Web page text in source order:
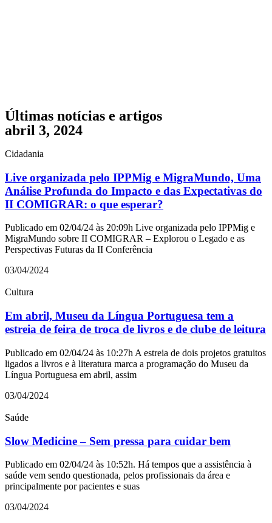
Últimas notícias e artigos
abril 3, 2024
Cidadania
Live organizada pelo IPPMig e MigraMundo, Uma
Análise Profunda do Impacto e das Expectativas do
II COMIGRAR: o que esperar?
Publicado em 02/04/24 às 20:09h Live organizada pelo IPPMig e
MigraMundo sobre II COMIGRAR – Explorou o Legado e as
Perspectivas Futuras da II Conferência
03/04/2024
Cultura
Em abril, Museu da Língua Portuguesa tem a
estreia de feira de troca de livros e de clube de leitura
Publicado em 02/04/24 às 10:27h A estreia de dois projetos gratuitos
ligados a livros e à literatura marca a programação do Museu da
Língua Portuguesa em abril, assim
03/04/2024
Saúde
Slow Medicine – Sem pressa para cuidar bem
Publicado em 02/04/24 às 10:52h. Há tempos que a assistência à
saúde vem sendo questionada, pelos profissionais da área e
principalmente por pacientes e suas
03/04/2024